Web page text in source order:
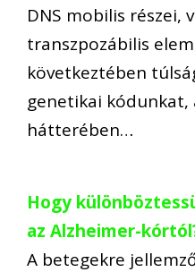
DNS mobilis részei,
transzpozábilis
következtében
genetikai kódunkat,
hátterében…
Hogy
az Alzheimer-
A betegekre